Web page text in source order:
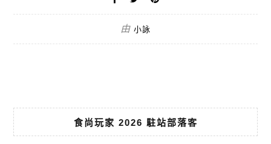
由 小詠
食尚玩家 2026 駐站部落客